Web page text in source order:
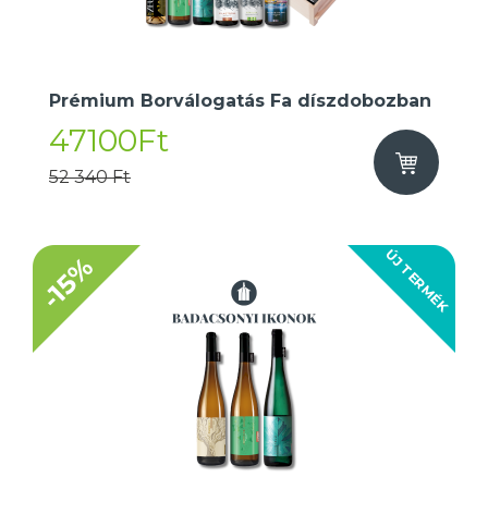
Prémium Borválogatás Fa díszdobozban
47100Ft
52 340 Ft
ÚJ TERMÉK
-15%